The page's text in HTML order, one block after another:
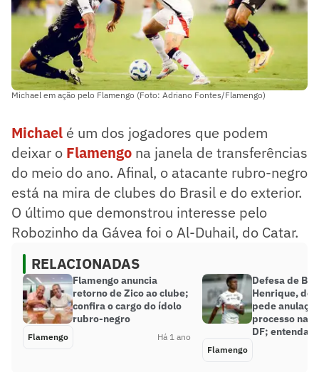
Michael em ação pelo Flamengo (Foto: Adriano Fontes/Flamengo)
Michael é um dos jogadores que podem
deixar o Flamengo na janela de transferências
do meio do ano. Afinal, o atacante rubro-negro
está na mira de clubes do Brasil e do exterior.
O último que demonstrou interesse pelo
Robozinho da Gávea foi o Al-Duhail, do Catar.
RELACIONADAS
Flamengo anuncia
retorno de Zico ao clube;
confira o cargo do ídolo
rubro-negro
Flamengo Há 1 ano
Defesa de
Henrique, do
pede
processo na
DF; entenda
Flamengo